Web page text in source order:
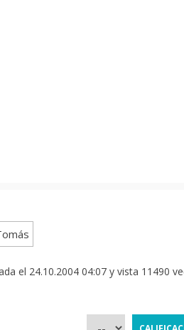
el 24.10.2004 04:07 y vista 11490